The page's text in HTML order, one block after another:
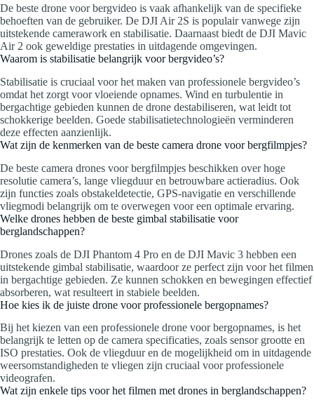
De beste drone voor bergvideo is vaak afhankelijk van de specifieke
behoeften van de gebruiker. De DJI Air 2S is populair vanwege zijn
uitstekende camerawork en stabilisatie. Daarnaast biedt de DJI Mavic
Air 2 ook geweldige prestaties in uitdagende omgevingen.
Waarom is stabilisatie belangrijk voor bergvideo’s?
Stabilisatie is cruciaal voor het maken van professionele bergvideo’s
omdat het zorgt voor vloeiende opnames. Wind en turbulentie in
bergachtige gebieden kunnen de drone destabiliseren, wat leidt tot
schokkerige beelden. Goede stabilisatietechnologieën verminderen
deze effecten aanzienlijk.
Wat zijn de kenmerken van de beste camera drone voor bergfilmpjes?
De beste camera drones voor bergfilmpjes beschikken over hoge
resolutie camera’s, lange vliegduur en betrouwbare actieradius. Ook
zijn functies zoals obstakeldetectie, GPS-navigatie en verschillende
vliegmodi belangrijk om te overwegen voor een optimale ervaring.
Welke drones hebben de beste gimbal stabilisatie voor
berglandschappen?
Drones zoals de DJI Phantom 4 Pro en de DJI Mavic 3 hebben een
uitstekende gimbal stabilisatie, waardoor ze perfect zijn voor het filmen
in bergachtige gebieden. Ze kunnen schokken en bewegingen effectief
absorberen, wat resulteert in stabiele beelden.
Hoe kies ik de juiste drone voor professionele bergopnames?
Bij het kiezen van een professionele drone voor bergopnames, is het
belangrijk te letten op de camera specificaties, zoals sensor grootte en
ISO prestaties. Ook de vliegduur en de mogelijkheid om in uitdagende
weersomstandigheden te vliegen zijn cruciaal voor professionele
videografen.
Wat zijn enkele tips voor het filmen met drones in berglandschappen?